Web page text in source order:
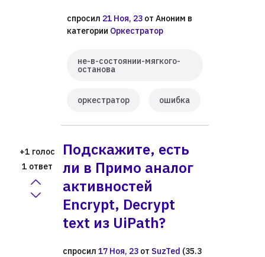
спросил 21 Ноя, 23 от Аноним в
категории Оркестратор
не-в-состоянии-мягкого-
останова
оркестратор ошибка
+1 голос
1 ответ
Подскажите, есть
ли в Примо аналог
активностей
Encrypt, Decrypt
text из UiPath?
спросил 17 Ноя, 23 от SuzTed (35.3